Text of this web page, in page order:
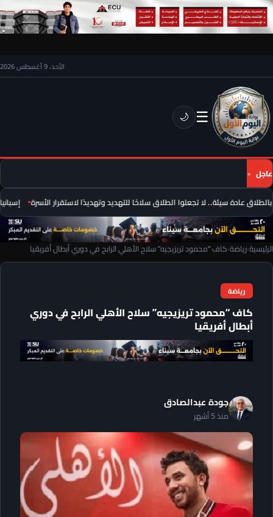
الأحد، 9 أغسطس 2026
☰
🌙
عاجل
عادة سيئة.. لا تجعلوا الطلاق سلاحًا للتهديد وتهديدًا لاستقرار الأسرة
الرئيسية›رياضة›كاف “محمود تريزيجيه” سلاح الأهلي الرابح في دوري أبطال أفريقيا
رياضة
كاف “محمود تريزيجيه” سلاح الأهلي الرابح في دوري
أبطال أفريقيا
جودة عبدالصادق
منذ 5 أشهر